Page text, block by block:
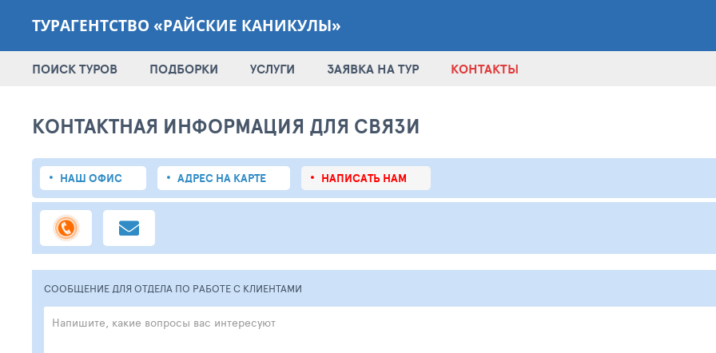
ТУРАГЕНТСТВО «РАЙСКИЕ КАНИКУЛЫ»
ПОИСК ТУРОВ ПОДБОРКИ УСЛУГИ ЗАЯВКА НА ТУР КОНТАКТЫ
КОНТАКТНАЯ ИНФОРМАЦИЯ ДЛЯ СВЯЗИ
НАШ ОФИС АДРЕС НА КАРТЕ НАПИСАТЬ НАМ
СООБЩЕНИЕ ДЛЯ ОТДЕЛА ПО РАБОТЕ С КЛИЕНТАМИ